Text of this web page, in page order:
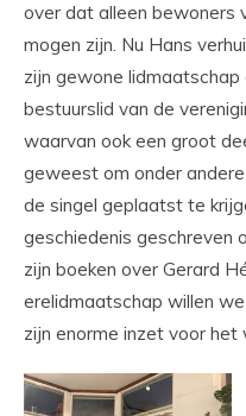
over dat alleen bewoners
mogen zijn. Nu Hans
zijn gewone
bestuurslid van de
waarvan ook een groot
geweest om onder
de singel geplaatst te
geschiedenis geschreven
zijn boeken over Gerard
erelidmaatschap willen
zijn enorme inzet voor het